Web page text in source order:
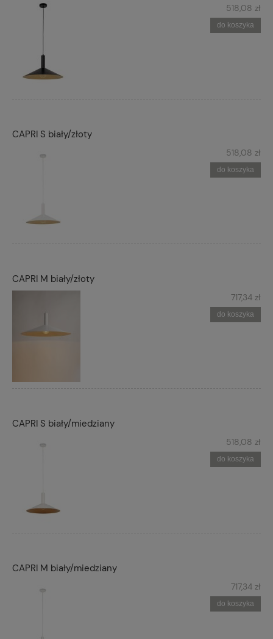
518,08 zł
do koszyka
CAPRI S biały/złoty
518,08 zł
do koszyka
CAPRI M biały/złoty
717,34 zł
do koszyka
CAPRI S biały/miedziany
518,08 zł
do koszyka
CAPRI M biały/miedziany
717,34 zł
do koszyka